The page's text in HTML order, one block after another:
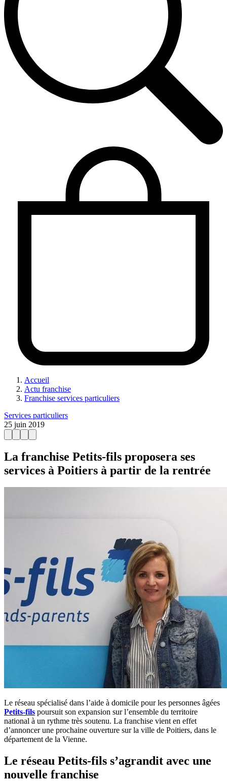
Accueil
Actu franchise
Franchise services particuliers
Services particuliers
25 juin 2019
La franchise Petits-fils proposera ses
services à Poitiers à partir de la rentrée
Le réseau spécialisé dans l’aide à domicile pour les personnes âgées
Petits-fils poursuit son expansion sur l’ensemble du territoire
national à un rythme très soutenu. La franchise vient en effet
d’annoncer une prochaine ouverture sur la ville de Poitiers, dans le
département de la Vienne.
Le réseau Petits-fils s’agrandit avec une
nouvelle franchise